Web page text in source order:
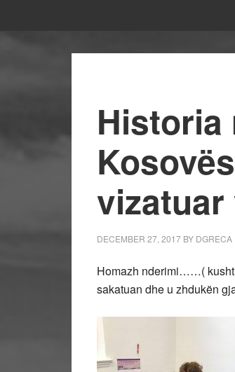
Historia
vizatuar
DECEMBER 27, 2017 BY DGRECA
Homazh nderimi……(
sakatuan dhe u zhdukën